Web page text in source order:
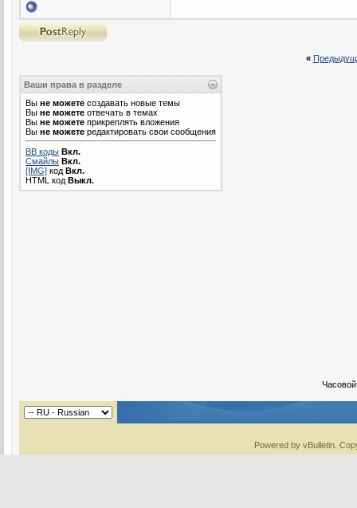
«
Ваши права в разделе
Вы не можете создавать новые темы
Вы не можете отвечать в темах
Вы не можете прикреплять вложения
Вы не можете редактировать свои сообщения
BB коды Вкл.
Смайлы Вкл.
[IMG] код Вкл.
HTML код Выкл.
Powered by vBulletin.